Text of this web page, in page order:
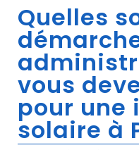
Quelles
vous
pour une
solaire à